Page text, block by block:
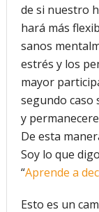
de si nuestro
hará más
sanos
estrés y los
mayor
segundo caso
y
De esta
Soy lo que
“Aprende a
Esto es un